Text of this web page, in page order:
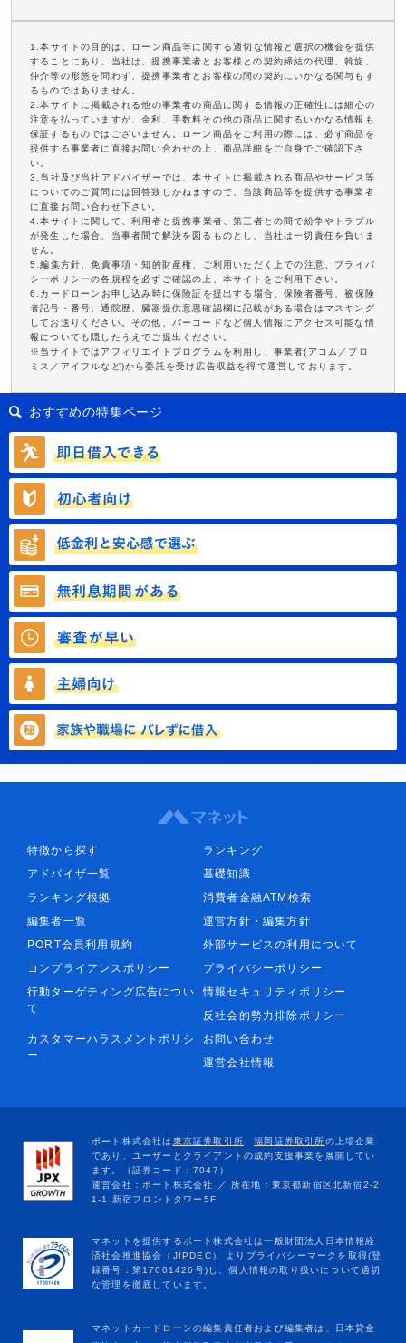
1.本サイトの目的は、ローン商品等に関する適切な情報と選択の機会を提供
することにあり、当社は、提携事業者とお客様との契約締結の代理、斡旋、
仲介等の形態を問わず、提携事業者とお客様の間の契約にいかなる関与もす
るものではありません。
2.本サイトに掲載される他の事業者の商品に関する情報の正確性には細心の
注意を払っていますが、金利、手数料その他の商品に関するいかなる情報も
保証するものではございません。ローン商品をご利用の際には、必ず商品を
提供する事業者に直接お問い合わせの上、商品詳細をご自身でご確認下さ
い。
3.当社及び当社アドバイザーでは、本サイトに掲載される商品やサービス等
についてのご質問には回答致しかねますので、当該商品等を提供する事業者
に直接お問い合わせ下さい。
4.本サイトに関して、利用者と提携事業者、第三者との間で紛争やトラブル
が発生した場合、当事者間で解決を図るものとし、当社は一切責任を負いま
せん。
5.編集方針、免責事項・知的財産権、ご利用いただく上での注意、プライバ
シーポリシーの各規程を必ずご確認の上、本サイトをご利用下さい。
6.カードローンお申し込み時に保険証を提出する場合、保険者番号、被保険
者記号・番号、通院歴、臓器提供意思確認欄に記載がある場合はマスキング
してお送りください。その他、バーコードなど個人情報にアクセス可能な情
報についても隠したうえでご提出ください。
※当サイトではアフィリエイトプログラムを利用し、事業者(アコム／プロ
ミス／アイフルなど)から委託を受け広告収益を得て運営しております。
おすすめの特集ページ
特徴から探す
ランキング
アドバイザ一覧
基礎知識
ランキング根拠
消費者金融ATM検索
編集者一覧
運営方針・編集方針
PORT会員利用規約
外部サービスの利用について
コンプライアンスポリシー
プライバシーポリシー
行動ターゲティング広告につい
て
情報セキュリティポリシー
反社会的勢力排除ポリシー
カスタマーハラスメントポリシ
ー
お問い合わせ
運営会社情報
マネットカードローンの編集責任者および編集者は、日本貸金